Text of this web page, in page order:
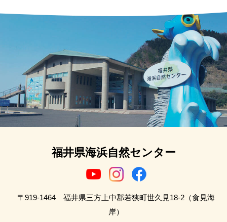
福井県海浜自然センター
〒919-1464 福井県三方上中郡若狭町世久見18-2（食見海
岸）